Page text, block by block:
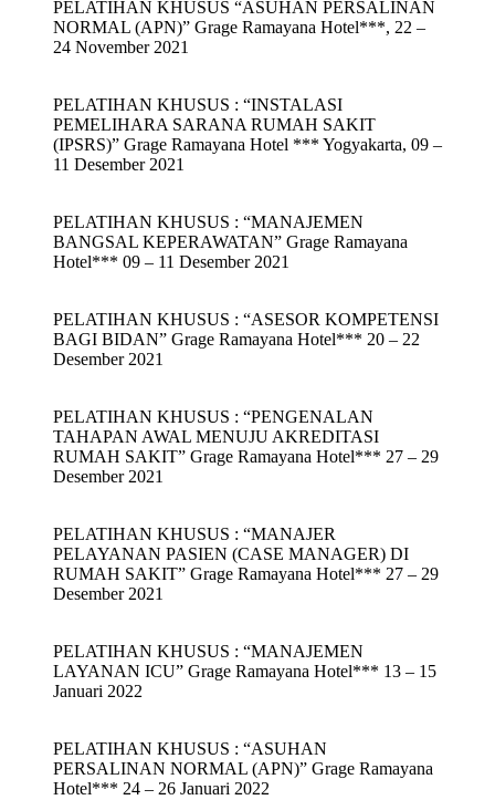
PELATIHAN KHUSUS “ASUHAN PERSALINAN
NORMAL (APN)” Grage Ramayana Hotel***, 22 –
24 November 2021
PELATIHAN KHUSUS : “INSTALASI
PEMELIHARA SARANA RUMAH SAKIT
(IPSRS)” Grage Ramayana Hotel *** Yogyakarta, 09 –
11 Desember 2021
PELATIHAN KHUSUS : “MANAJEMEN
BANGSAL KEPERAWATAN” Grage Ramayana
Hotel*** 09 – 11 Desember 2021
PELATIHAN KHUSUS : “ASESOR KOMPETENSI
BAGI BIDAN” Grage Ramayana Hotel*** 20 – 22
Desember 2021
PELATIHAN KHUSUS : “PENGENALAN
TAHAPAN AWAL MENUJU AKREDITASI
RUMAH SAKIT” Grage Ramayana Hotel*** 27 – 29
Desember 2021
PELATIHAN KHUSUS : “MANAJER
PELAYANAN PASIEN (CASE MANAGER) DI
RUMAH SAKIT” Grage Ramayana Hotel*** 27 – 29
Desember 2021
PELATIHAN KHUSUS : “MANAJEMEN
LAYANAN ICU” Grage Ramayana Hotel*** 13 – 15
Januari 2022
PELATIHAN KHUSUS : “ASUHAN
PERSALINAN NORMAL (APN)” Grage Ramayana
Hotel*** 24 – 26 Januari 2022